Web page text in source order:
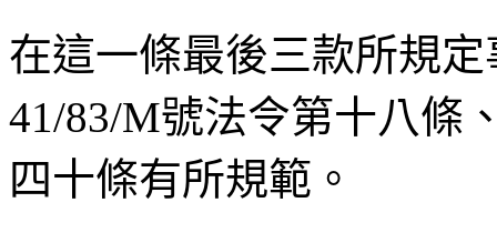
在這一條最後三款所規
41/83/M號法令第十八條
四十條有所規範。